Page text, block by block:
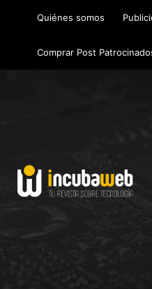
Quiénes somos
Comprar Post